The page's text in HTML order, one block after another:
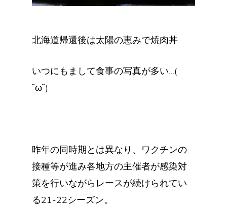
北海道帰還後は太陽の恵みで焼肉丼
いつにもまして食事の写真が多い…(
˘ω˘)
昨年の同時期とは異なり、ワクチンの
接種等が進み各地方の主催者が感染対
策を行いながらレースが続けられてい
る21-22シーズン。